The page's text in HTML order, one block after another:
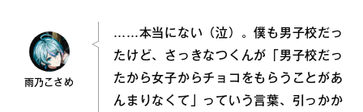
雨乃こさめ
……本当にない（泣）。僕も男子校だっ
たけど、さっきなつくんが「男子校だっ
たから女子からチョコをもらうことがあ
んまりなくて」っていう言葉、引っかか